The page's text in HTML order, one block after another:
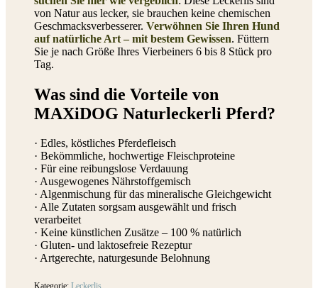
von Natur aus lecker, sie brauchen keine chemischen
Geschmacksverbesserer. Verwöhnen Sie Ihren Hund
auf natürliche Art – mit bestem Gewissen. Füttern
Sie je nach Größe Ihres Vierbeiners 6 bis 8 Stück pro
Tag.
Was sind die Vorteile von
MAXiDOG Naturleckerli Pferd?
· Edles, köstliches Pferdefleisch
· Bekömmliche, hochwertige Fleischproteine
· Für eine reibungslose Verdauung
· Ausgewogenes Nährstoffgemisch
· Algenmischung für das mineralische Gleichgewicht
· Alle Zutaten sorgsam ausgewählt und frisch
verarbeitet
· Keine künstlichen Zusätze – 100 % natürlich
· Gluten- und laktosefreie Rezeptur
· Artgerechte, naturgesunde Belohnung